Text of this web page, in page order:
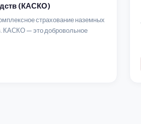
(КАСКО)
страхование наземных
КАСКО — это добровольное